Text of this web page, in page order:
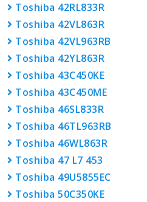
Toshiba 42RL833R
Toshiba 42VL863R
Toshiba 42VL963RB
Toshiba 42YL863R
Toshiba 43C450KE
Toshiba 43C450ME
Toshiba 46SL833R
Toshiba 46TL963RB
Toshiba 46WL863R
Toshiba 47 L7 453
Toshiba 49U5855EC
Toshiba 50C350KE